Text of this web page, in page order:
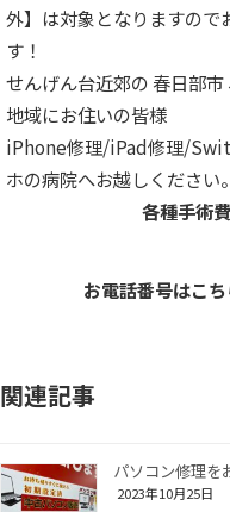
外】は対象となりますので
す！
せんげん台近郊の 春日部
地域にお住いの皆様
iPhone修理/iPad修理/
ホの病院へお越しください。
各種手術
お電話番号はこち
関連記事
パソコン修理を
2023年10月25日